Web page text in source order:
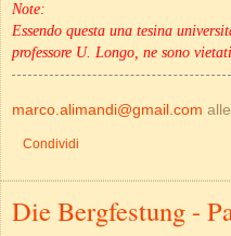
Note:
Essendo questa una tesina
professore U. Longo, ne sono
marco.alimandi@gmail.com alle
Condividi
Die Bergfestung -